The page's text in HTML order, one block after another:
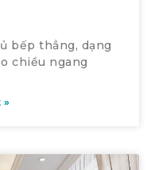
bếp thẳng, dạng
chiều ngang
»